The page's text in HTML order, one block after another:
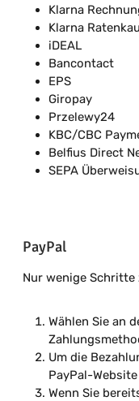
Klarna
Klarna
iDEAL
Bancontact
EPS
Giropay
Przelewy24
KBC/CBC
Belfius Direct
SEPA
PayPal
Nur wenige Schritte
Wählen Sie an
Um die
PayPal-
Wenn Sie